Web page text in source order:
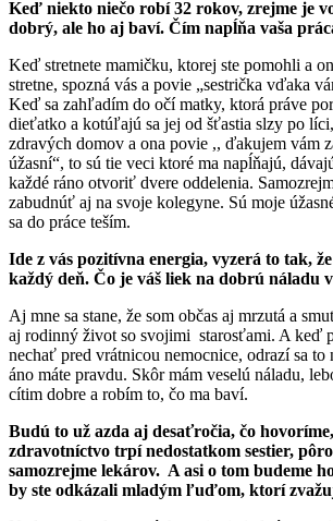
Keď niekto niečo robí 32 rokov, zrejme je
dobrý, ale ho aj baví. Čím napĺňa vaša
Keď stretnete mamičku, ktorej ste pomohli a
stretne, spozná vás a povie „sestrička vďaka
Keď sa zahľadím do očí matky, ktorá práve
dieťatko a kotúľajú sa jej od šťastia slzy po
zdravých domov a ona povie ,, ďakujem vám
úžasní“, to sú tie veci ktoré ma napĺňajú,
každé ráno otvoriť dvere oddelenia.
zabudnúť aj na svoje kolegyne. Sú moje
sa do práce teším.
Ide z vás pozitívna energia, vyzerá to tak,
každý deň. Čo je váš liek na dobrú náladu
Aj mne sa stane, že som občas aj mrzutá a
aj rodinný život so svojimi starosťami. A keď
nechať pred vrátnicou nemocnice, odrazí sa to
áno máte pravdu. Skôr mám veselú náladu,
cítim dobre a robím to, čo ma baví.
Budú to už azda aj desaťročia, čo
zdravotníctvo trpí nedostatkom sestier,
samozrejme lekárov. A asi o tom budeme
by ste odkázali mladým ľuďom, ktorí